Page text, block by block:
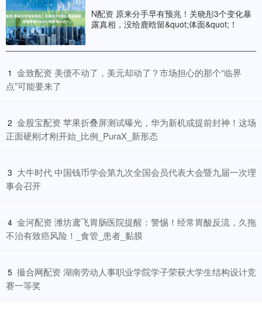
N配资 原来分手早有预兆！关晓彤3个变化暴
露真相，没给鹿晗留&quot;体面&quot;！
1 ​金致配资 美债不动了，美元却动了？市场担心的那个“临界
点”可能要来了
2 ​金股宝配资 苹果折叠屏测试曝光，华为新机或提前封神！这场
正面硬刚才刚开始_比例_PuraX_新形态
3 ​大牛时代 中国钱币学会第九次全国会员代表大会暨九届一次理
事会召开
4 ​金河配资 潍坊鸢飞胃肠医院提醒：警惕！经常胃酸反流，久拖
不治有致癌风险！_食管_患者_黏膜
5 ​撮合网配资 湖南劳动人事职业学院学子荣获大学生结构设计竞
赛一等奖